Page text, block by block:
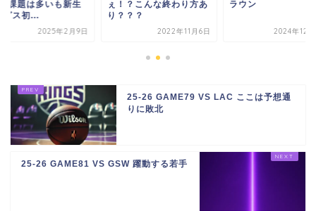
課題は多いも新生
グス初...
2025年2月9日
ぇ！？こんな終わり方あ
り？？？
2022年11月6日
ラウン
2024年12
25-26 GAME79 VS LAC ここは予想通
りに敗北
25-26 GAME81 VS GSW 躍動する若手